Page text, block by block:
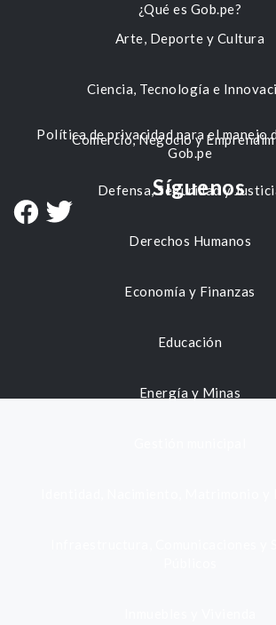
Arte, Deporte y Cultura
Ciencia, Tecnología e
Comercio, Negocio y
Defensa, Seguridad y
Derechos Humanos
Economía y Finanzas
Educación
Energía y Minas
¿Qué es Gob.pe?
Política de privacidad para el manejo
Gob.pe
Síguenos